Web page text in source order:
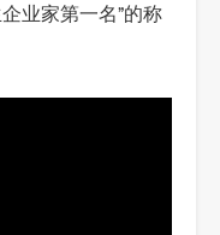
业家第一名”的称